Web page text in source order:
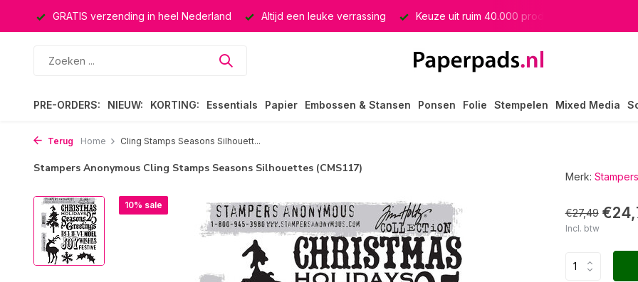
GRATIS verzending in heel Nederland Altijd een leuke verrassing Keuze uit ruim 40.000 producten
PRE-ORDERS: NIEUW: KORTING: Essentials Papier Embossen & Stansen Ponsen Folie Stempelen Mixed Media
Terug Home Cling Stamps Seasons Silhouett...
Stampers Anonymous Cling Stamps Seasons Silhouettes (CMS117)
10% sale
Merk:
€27,49
Incl. btw